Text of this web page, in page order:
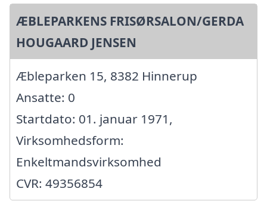
ÆBLEPARKENS FRISØRSALON/GERDA
HOUGAARD JENSEN
Æbleparken 15, 8382 Hinnerup
Ansatte: 0
Startdato: 01. januar 1971,
Virksomhedsform:
Enkeltmandsvirksomhed
CVR: 49356854